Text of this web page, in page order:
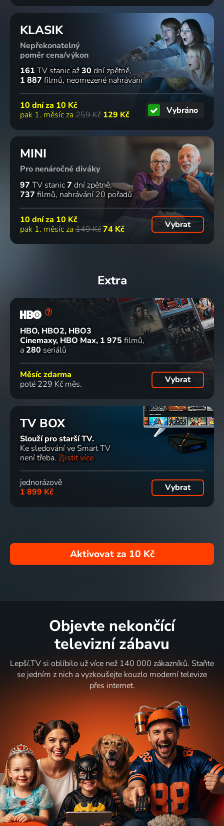
KLASIK
Nepřekonatelný
poměr cena/výkon
161 TV stanic až30 dní zpětně
1 887 filmů neomezené nahrávání
10 dní za 10 Kč
pak 1. měsíc za 259 Kč 129 Kč Vybráno
MINI
Pro nenáročné diváky
97 TV stanic7 dní zpětně
737 filmů nahrávání 20 pořadů
10 dní za 10 Kč
pak 1. měsíc za 149 Kč74 Kč Vybrat
Extra
HBO, HBO2, HBO3
Cinemaxy, HBO Max 1 975 filmů
a 280 seriálů
Měsíc zdarma
poté 229 Kč měs.
Vybrat
TV BOX
Slouží pro starší TV.
Ke sledování ve Smart TV
není třeba. Zjistit více
jednorázově
1 899 Kč
Vybrat
Aktivovat za 10 Kč
Objevte nekončící
televizní zábavu
Lepší.TV si oblíbilo už více než 140 000 zákazníků. Staňte
se jedním z nich a vyzkoušejte kouzlo moderní televize
přes internet.